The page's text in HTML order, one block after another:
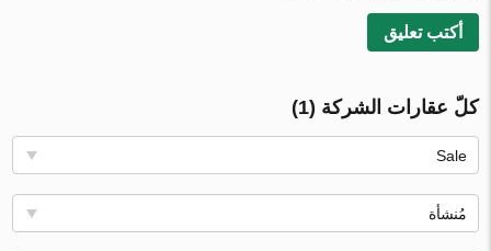
أكتب تعليق
كلّ عقارات الشركة (1)
Sale
مُنشأة